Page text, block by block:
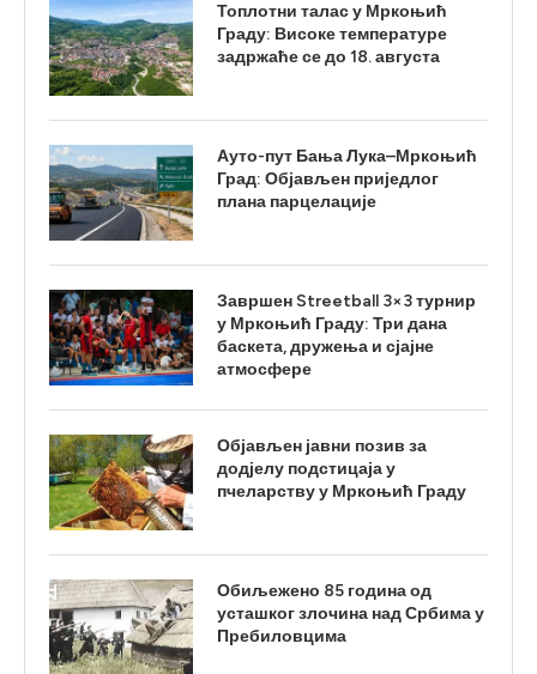
Топлотни талас у Мркоњић
Граду: Високе температуре
задржаће се до 18. августа
Ауто-пут Бања Лука–Мркоњић
Град: Објављен приједлог
плана парцелације
Завршен Streetball 3×3 турнир
у Мркоњић Граду: Три дана
баскета, дружења и сјајне
атмосфере
Објављен јавни позив за
додјелу подстицаја у
пчеларству у Мркоњић Граду
Обиљежено 85 година од
усташког злочина над Србима у
Пребиловцима